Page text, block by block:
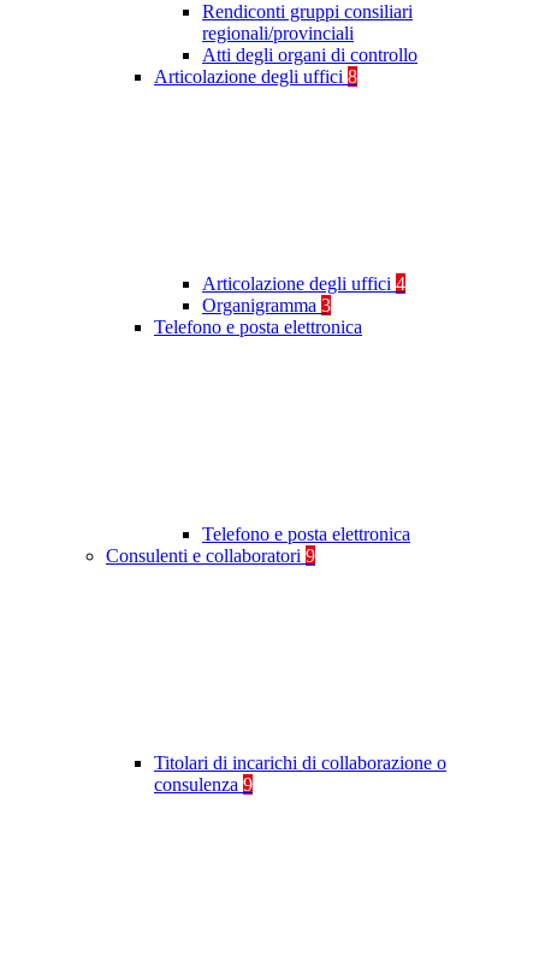
Rendiconti gruppi consiliari
regionali/provinciali
Atti degli organi di controllo
Articolazione degli uffici 8
Articolazione degli uffici 4
Organigramma 3
Telefono e posta elettronica
Telefono e posta elettronica
Consulenti e collaboratori 9
Titolari di incarichi di collaborazione o
consulenza 9